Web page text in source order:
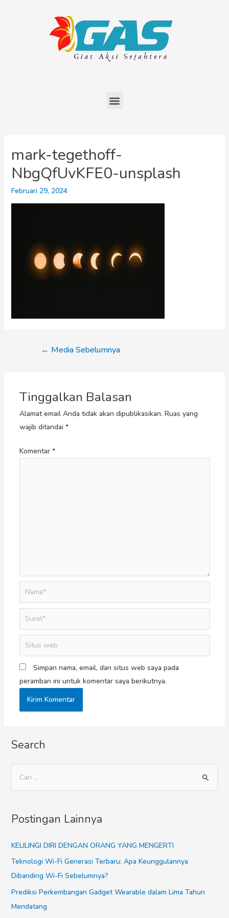
mark-tegethoff-
NbgQfUvKFE0-unsplash
Februari 29, 2024
← Media Sebelumnya
Tinggalkan Balasan
Alamat email Anda tidak akan dipublikasikan. Ruas yang
wajib ditandai *
Komentar *
Simpan nama, email, dan situs web saya pada
peramban ini untuk komentar saya berikutnya.
Search
Postingan Lainnya
KELILINGI DIRI DENGAN ORANG YANG MENGERTI
Teknologi Wi-Fi Generasi Terbaru: Apa Keunggulannya
Dibanding Wi-Fi Sebelumnya?
Prediksi Perkembangan Gadget Wearable dalam Lima Tahun
Mendatang